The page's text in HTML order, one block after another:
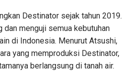
Destinator sejak tahun 2019.
dan menguji semua kebutuhan
di Indonesia. Menurut Atsushi,
yang memproduksi Destinator,
berlangsung di tanah air.